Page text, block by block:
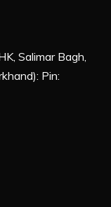
Salimar Bagh,
Pin: